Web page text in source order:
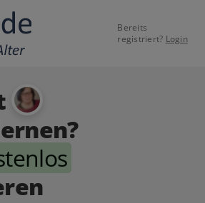
Bereits
registriert? Login